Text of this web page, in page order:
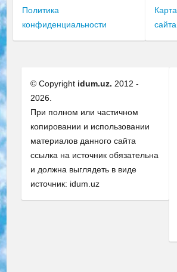
Политика
конфиденциальности
Карта
сайта
© Copyright idum.uz. 2012 -
2026.
При полном или частичном
копировании и использовании
материалов данного сайта
ссылка на источник обязательна
и должна выглядеть в виде
источник: idum.uz